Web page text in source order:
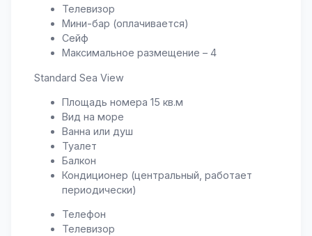
Телевизор
Мини-бар (оплачивается)
Сейф
Максимальное размещение – 4
Standard Sea View
Площадь номера 15 кв.м
Вид на море
Ванна или душ
Туалет
Балкон
Кондиционер (центральный, работает
периодически)
Телефон
Телевизор